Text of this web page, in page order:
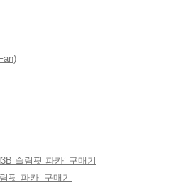
슬림핏 파카’ 구매기
핏 파카’ 구매기